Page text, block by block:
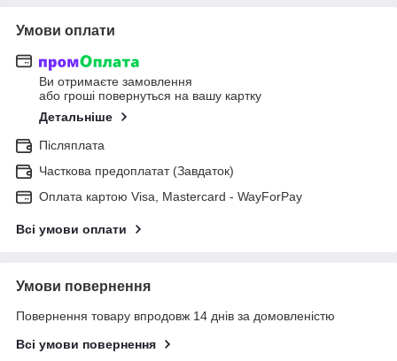
Умови оплати
Ви отримаєте замовлення
або гроші повернуться на вашу картку
Детальніше
Післяплата
Часткова предоплатат (Завдаток)
Оплата картою Visa, Mastercard - WayForPay
Всі умови оплати
Умови повернення
Повернення товару впродовж 14 днів за домовленістю
Всі умови повернення